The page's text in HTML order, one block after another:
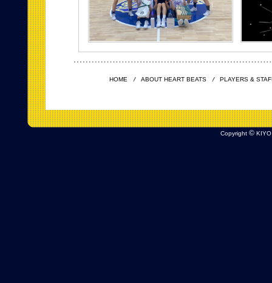
HOME ABOUT HEART BEATS PLAYERS &
Copyright ©KIYO